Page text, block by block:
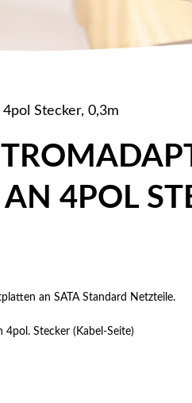
Stecker, 0,3m
4POL
an SATA Standard Netzteile.
4pol. Stecker (Kabel-Seite)